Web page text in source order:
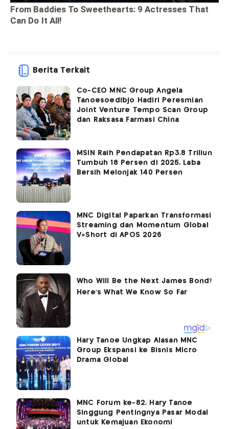
Berita Terkait
Co-CEO MNC Group Angela
Tanoesoedibjo Hadiri Peresmian
Joint Venture Tempo Scan Group
dan Raksasa Farmasi China
MSIN Raih Pendapatan Rp3,8 Triliun
Tumbuh 18 Persen di 2025, Laba
Bersih Melonjak 140 Persen
MNC Digital Paparkan Transformasi
Streaming dan Momentum Global
V+Short di APOS 2026
Hary Tanoe Ungkap Alasan MNC
Group Ekspansi ke Bisnis Micro
Drama Global
MNC Forum ke-82, Hary Tanoe
Singgung Pentingnya Pasar Modal
untuk Kemajuan Ekonomi